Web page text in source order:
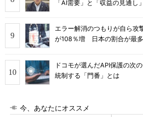
「AI需要」と「収益の見通し」
エラー解消のつもりが自ら攻
が108％増 日本の割合が最
ドコモが選んだAPI保護の次
統制する「門番」とは
今、あなたにオススメ